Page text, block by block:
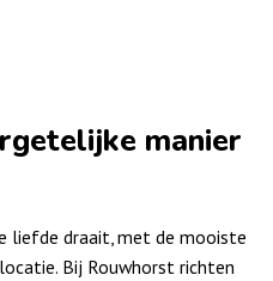
manier
liefde draait, met de mooiste
Bij Rouwhorst richten